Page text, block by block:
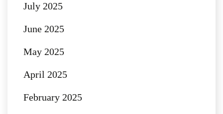
July 2025
June 2025
May 2025
April 2025
February 2025